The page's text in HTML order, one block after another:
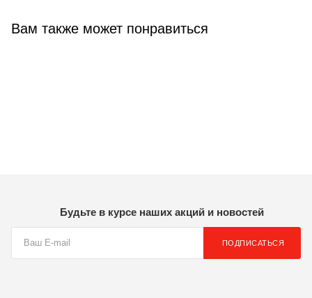
Вам также может понравиться
Будьте в курсе наших акций и новостей
ПОДПИСАТЬСЯ